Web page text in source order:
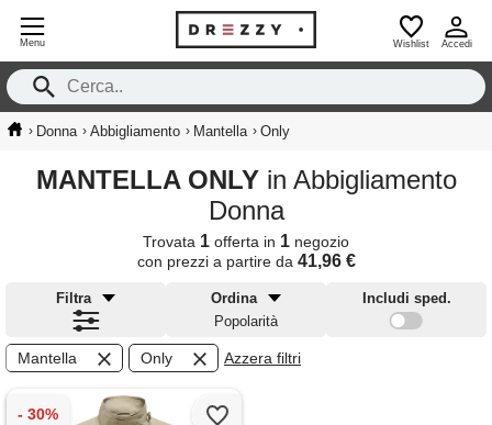
Menu Wishlist Accedi
› Donna › Abbigliamento › Mantella › Only
MANTELLA ONLY in Abbigliamento
Donna
Trovata 1 offerta in 1 negozio
con prezzi a partire da 41,96 €
Filtra
Ordina
Popolarità
Includi sped.
Mantella Only Azzera filtri